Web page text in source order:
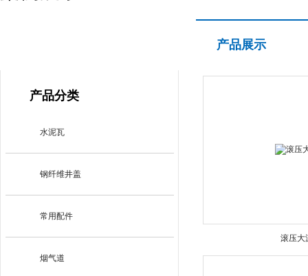
产品分类
水泥瓦
钢纤维井盖
常用配件
烟气道
产品展示
滚压大